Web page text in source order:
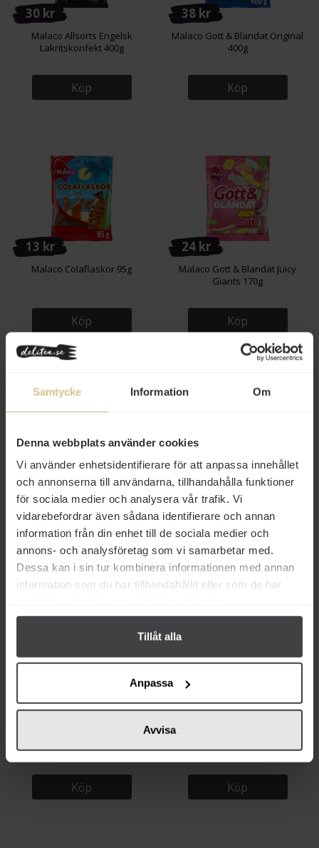
Samtycke Information Om
Denna webbplats använder cookies
Vi använder enhetsidentifierare för att anpassa innehållet
och annonserna till användarna, tillhandahålla funktioner
för sociala medier och analysera vår trafik. Vi
vidarebefordrar även sådana identifierare och annan
information från din enhet till de sociala medier och
annons- och analysföretag som vi samarbetar med.
Dessa kan i sin tur kombinera informationen med annan
information som du har tillhandahållit eller som de har
Tillåt alla
Anpassa
Avvisa
30 kr
Malaco Allsorts Engelsk
Lakritskonfekt 400g
Köp
38 kr
Malaco Gott & Blandat Original
400g
Köp
13 kr
Malaco Colaflaskor 95g
Köp
24 kr
Malaco Gott & Blandat Juicy
Giants 170g
Köp
14 kr
Malaco Zoo 95g
Köp
25 kr
Malaco Klubbor 10st
Köp
14 kr
Köp
24 kr
Köp